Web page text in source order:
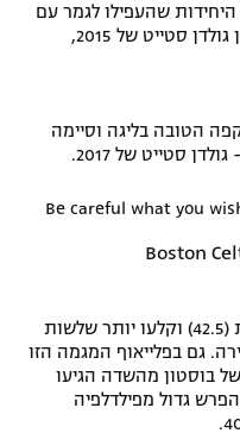
שהעפילו לגמר עם
התקפה והגנה טופ 3 באותה עונה הן גולדן סטייט של 2015,
הטובה בליגה וסיימה
סטייט של 2017.
Be careful what you
* הסלטיקס זרקו העונה יותר שלשות (42.5) וקלעו יותר שלשות
גם בפלייאוף המגמה הזו
של בוסטון מהשדה הגיעו
גדול מפילדלפיה